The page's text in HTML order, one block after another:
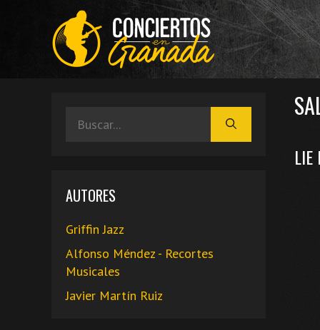
contenido
LIE
AUTORES
Griffin Jazz
Alfonso Méndez - Recortes
Musicales
Javier Martín Ruiz